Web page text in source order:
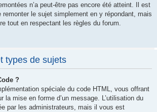
n’a peut-être pas encore été atteint. Il est
remonter le sujet simplement en y répondant, mais
tout en respectant les règles du forum.
types de sujets
?
spéciale du code HTML, vous offrant
la mise en forme d’un message. L’utilisation du
par les administrateurs, mais il vous est